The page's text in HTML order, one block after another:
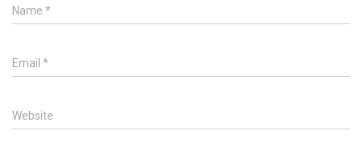
Name *
Email *
Website